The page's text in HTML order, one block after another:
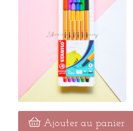
Ajouter au panier